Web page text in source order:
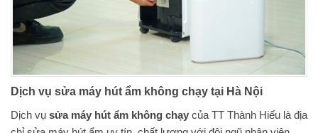
Dịch vụ sửa máy hút ẩm không chạy tại Hà Nội
Dịch vụ sửa máy hút ẩm không chạy của TT Thành Hiếu là địa